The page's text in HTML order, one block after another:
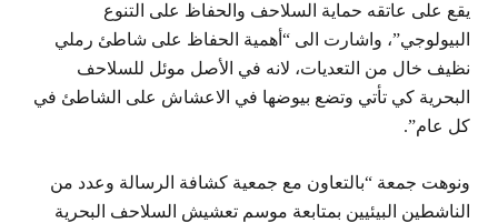
يقع على عاتقه حماية السلاحف والحفاظ على التنوع
البيولوجي”، واشارت الى “أهمية الحفاظ على شاطئ رملي
نظيف خال من التعديات، لانه في الأصل موئل للسلاحف
البحرية كي تأتي وتضع بيوضها في الاعشاش على الشاطئ في
كل عام”.
‏ونوهت جمعة “بالتعاون مع جمعية كشافة الرسالة وعدد من
الناشطين البيئيين بمتابعة موسم تعشيش السلاحف البحرية